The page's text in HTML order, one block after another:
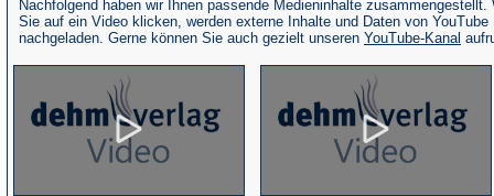
Nachfolgend haben wir Ihnen passende Medieninhalte zusammengestellt.
Sie auf ein Video klicken, werden externe Inhalte und Daten von YouTube
nachgeladen. Gerne können Sie auch gezielt unseren YouTube-Kanal